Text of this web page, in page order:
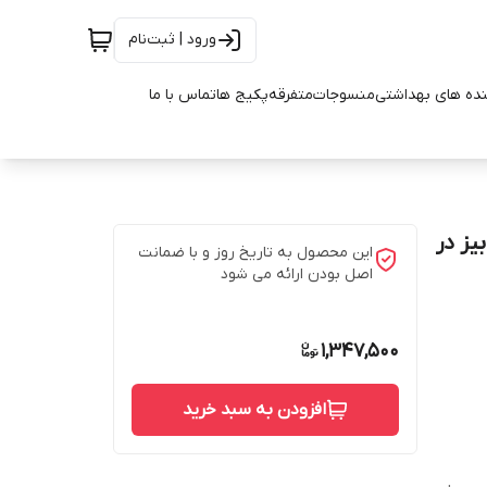
ورود | ثبت‌نام
های بهداشتیمنسوجاتمتفرقهپکیج هاتماس با ما
بیز در
این محصول به تاریخ روز و با ضمانت
اصل بودن ارائه می شود
1,347,500
افزودن به سبد خرید